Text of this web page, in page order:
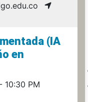
(IA
en
10:30 PM